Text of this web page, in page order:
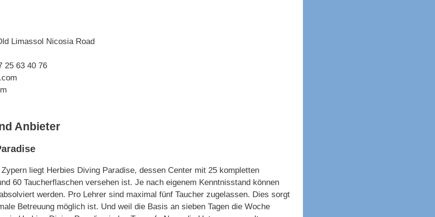
Limassol Nicosia Road
25 63 40 76
Anbieter
liegt Herbies Diving Paradise, dessen Center mit 25 kompletten
60 Taucherflaschen versehen ist. Je nach eigenem Kenntnisstand können
werden. Pro Lehrer sind maximal fünf Taucher zugelassen. Dies sorgt
Betreuung möglich ist. Und weil die Basis an sieben Tagen die Woche